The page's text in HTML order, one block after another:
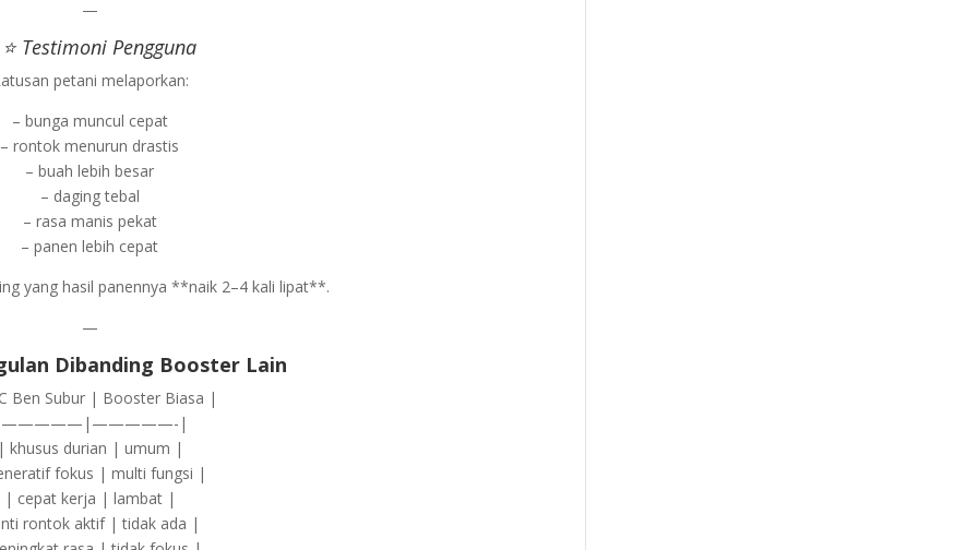
—
Testimoni Pengguna
petani melaporkan:
– bunga muncul cepat
– rontok menurun drastis
– buah lebih besar
– daging tebal
– rasa manis pekat
– panen lebih cepat
yang hasil panennya **naik 2–4 kali lipat**.
—
Dibanding Booster Lain
Ben Subur | Booster Biasa |
|
khusus durian | umum |
fokus | multi fungsi |
| cepat kerja | lambat |
rontok aktif | tidak ada |